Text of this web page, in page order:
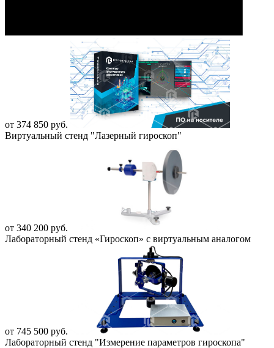
от 374 850 руб.
Виртуальный стенд "Лазерный гироскоп"
от 340 200 руб.
Лабораторный стенд «Гироскоп» с виртуальным аналогом
от 745 500 руб.
Лабораторный стенд "Измерение параметров гироскопа"